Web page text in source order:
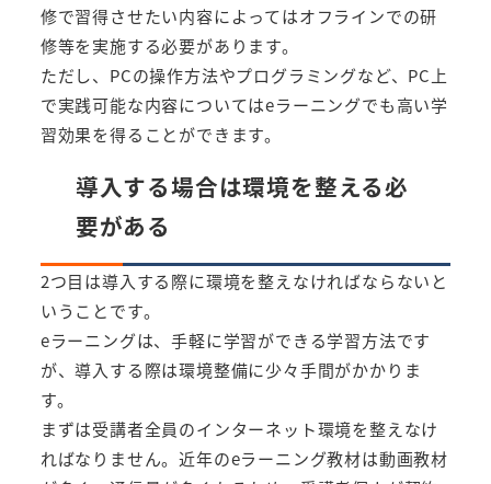
修で習得させたい内容によってはオフラインでの研
修等を実施する必要があります。
ただし、PCの操作方法やプログラミングなど、PC上
で実践可能な内容についてはeラーニングでも高い学
習効果を得ることができます。
導入する場合は環境を整える必
要がある
2つ目は導入する際に環境を整えなければならないと
いうことです。
eラーニングは、手軽に学習ができる学習方法です
が、導入する際は環境整備に少々手間がかかりま
す。
まずは受講者全員のインターネット環境を整えなけ
ればなりません。近年のeラーニング教材は動画教材